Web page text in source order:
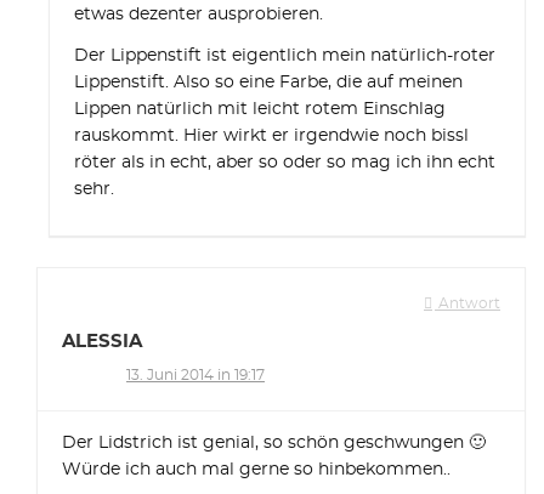
etwas dezenter ausprobieren.
Der Lippenstift ist eigentlich mein natürlich-roter
Lippenstift. Also so eine Farbe, die auf meinen
Lippen natürlich mit leicht rotem Einschlag
rauskommt. Hier wirkt er irgendwie noch bissl
röter als in echt, aber so oder so mag ich ihn echt
sehr.
Antwort
ALESSIA
13. Juni 2014 in 19:17
Der Lidstrich ist genial, so schön geschwungen 🙂
Würde ich auch mal gerne so hinbekommen..